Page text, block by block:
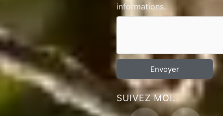
informations.
Envoyer
SUIVEZ MOI: